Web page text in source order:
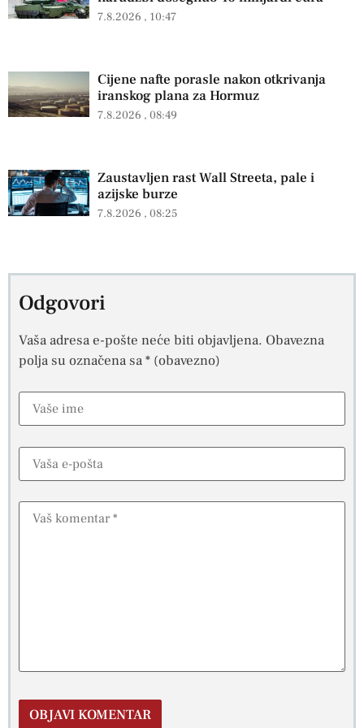
7.8.2026 10:47
Cijene nafte porasle nakon otkrivanja
iranskog plana za Hormuz
7.8.2026 08:49
Zaustavljen rast Wall Streeta, pale i
azijske burze
7.8.2026 08:25
Odgovori
Vaša adresa e-pošte neće biti objavljena. Obavezna
polja su označena sa* (obavezno)